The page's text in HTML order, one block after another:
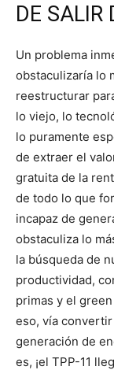
DE SALIR
Un problema
obstaculizaría lo
reestructurar
lo viejo, lo
lo puramente
de extraer el
gratuita de la
de todo lo que
incapaz de
obstaculiza lo
la búsqueda de
productividad,
primas y el
eso, vía
generación de
es, ¡el TPP-11